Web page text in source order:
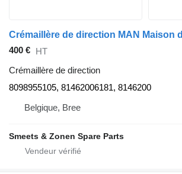
400 € HT
Crémaillère de direction
8098955105, 81462006181, 8146200
Belgique, Bree
Smeets & Zonen Spare Parts